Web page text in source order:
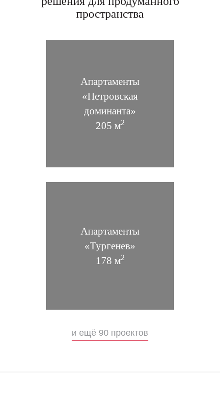
Загородный дом 1050 м2
пространства
Апартаменты
«Петровская
доминанта»
205 м2
Апартаменты
«Тургенев»
178 м2
и ещё 90 проектов